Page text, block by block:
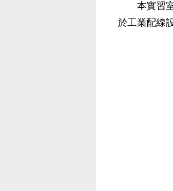
本實習
於工業配線